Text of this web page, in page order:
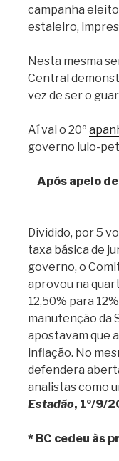
campanha
estaleiro,
Nesta mesma
Central
vez de ser o
Aí vai o 20º
governo lulo-
Após apelo
Dividido, por 5
taxa básica de
governo, o
aprovou na
12,50% para
manutenção da
apostavam que
inflação. No
defendera
analistas como
Estadão, 1º/9/
* BC cedeu às